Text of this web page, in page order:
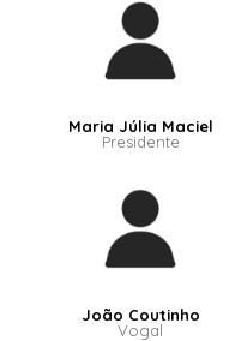
Maria Júlia Maciel
Presidente
João Coutinho
Vogal